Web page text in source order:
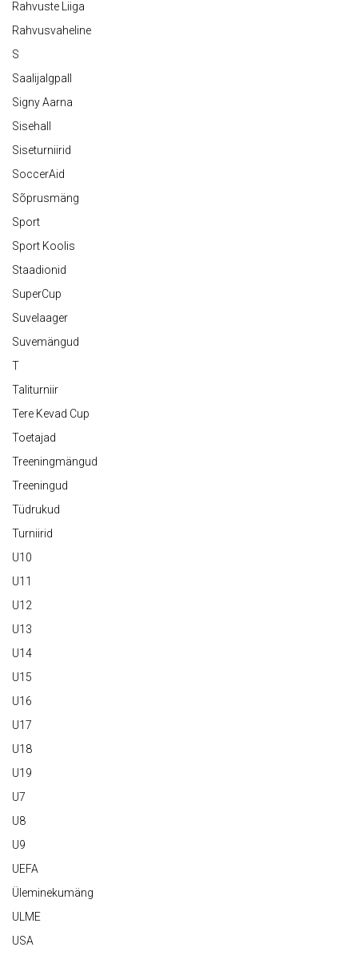
Rahvuste Liiga
Rahvusvaheline
S
Saalijalgpall
Signy Aarna
Sisehall
Siseturniirid
SoccerAid
Sõprusmäng
Sport
Sport Koolis
Staadionid
SuperCup
Suvelaager
Suvemängud
T
Taliturniir
Tere Kevad Cup
Toetajad
Treeningmängud
Treeningud
Tüdrukud
Turniirid
U10
U11
U12
U13
U14
U15
U16
U17
U18
U19
U7
U8
U9
UEFA
Üleminekumäng
ULME
USA